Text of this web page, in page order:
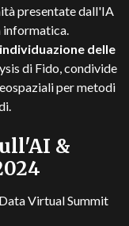
presentate dall'IA
informatica.
delle
di Fido, condivide
per metodi
&
Virtual Summit